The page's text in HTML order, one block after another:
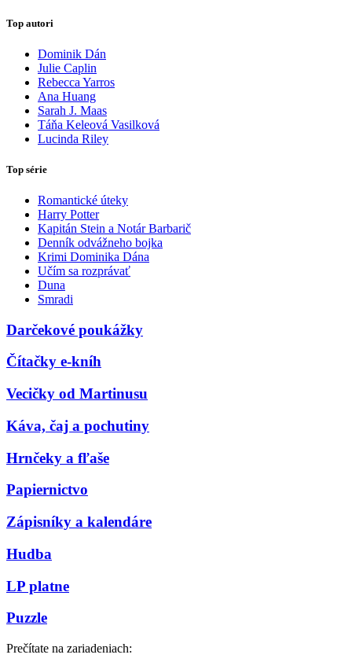
Top autori
Dominik Dán
Julie Caplin
Rebecca Yarros
Ana Huang
Sarah J. Maas
Táňa Keleová Vasilková
Lucinda Riley
Top série
Romantické úteky
Harry Potter
Kapitán Stein a Notár Barbarič
Denník odvážneho bojka
Krimi Dominika Dána
Učím sa rozprávať
Duna
Smradi
Darčekové poukážky
Čítačky e-kníh
Vecičky od Martinusu
Káva, čaj a pochutiny
Hrnčeky a fľaše
Papiernictvo
Zápisníky a kalendáre
Hudba
LP platne
Puzzle
Prečítate na zariadeniach: